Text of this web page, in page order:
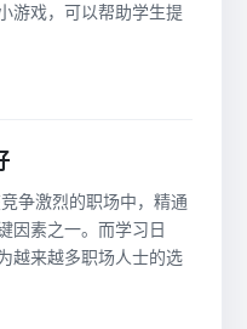
游戏，可以帮助学生提
争激烈的职场中，精通
因素之一。而学习日
越来越多职场人士的选